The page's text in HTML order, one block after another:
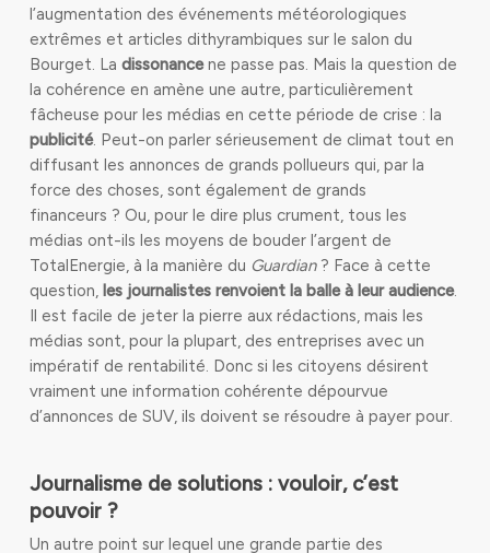
l’augmentation des événements météorologiques
extrêmes et articles dithyrambiques sur le salon du
Bourget. La dissonancene passe pas. Mais la question de
la cohérence en amène une autre, particulièrement
fâcheuse pour les médias en cette période de crise : la
publicité. Peut-on parler sérieusement de climat tout en
diffusant les annonces de grands pollueurs qui, par la
force des choses, sont également de grands
financeurs ? Ou, pour le dire plus crument, tous les
médias ont-ils les moyens de bouder l’argent de
TotalEnergie, à la manière du Guardian ? Face à cette
question, les journalistes renvoient la balle à leur audience.
Il est facile de jeter la pierre aux rédactions, mais les
médias sont, pour la plupart, des entreprises avec un
impératif de rentabilité. Donc si les citoyens désirent
vraiment une information cohérente dépourvue
d’annonces de SUV, ils doivent se résoudre à payer pour.
Journalisme de solutions : vouloir, c’est
pouvoir ?
Un autre point sur lequel une grande partie des